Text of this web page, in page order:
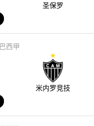
圣保罗
巴西甲
米内罗竞技